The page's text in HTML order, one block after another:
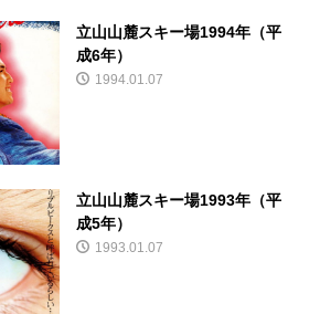
立山山麓スキー場1994年（平
成6年）
1994.01.07
立山山麓スキー場1993年（平
成5年）
1993.01.07